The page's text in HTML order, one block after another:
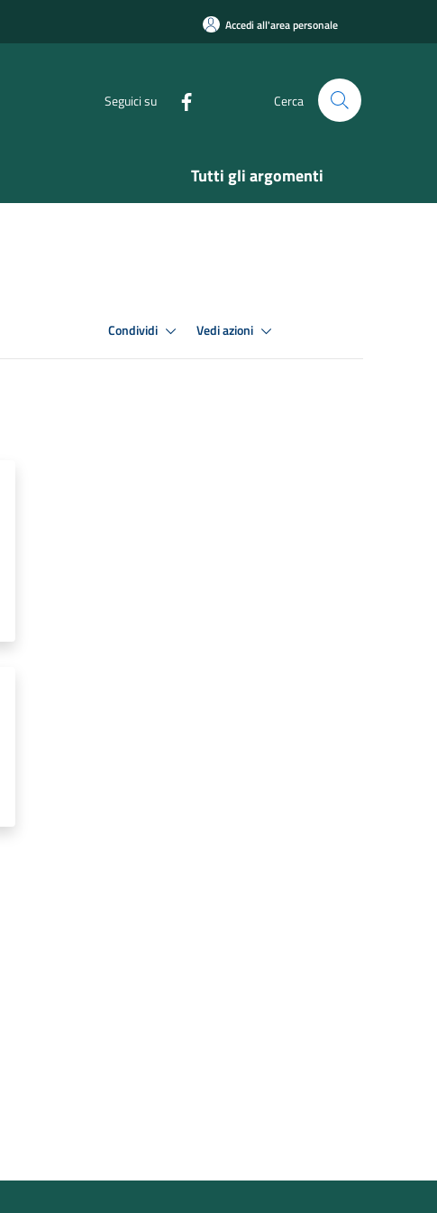
Accedi all'area personale
Seguici su Cerca
Tutti gli argomenti
Condividi Vedi azioni